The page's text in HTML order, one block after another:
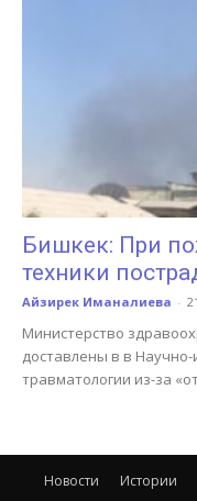
Бишкек: При
техники
Айзирек Иманалиева -
Министерство
доставлены в в Научно-
травматологии из-за
Новости Истории